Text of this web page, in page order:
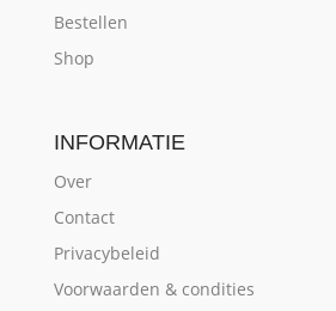
Bestellen
Shop
INFORMATIE
Over
Contact
Privacybeleid
Voorwaarden & condities